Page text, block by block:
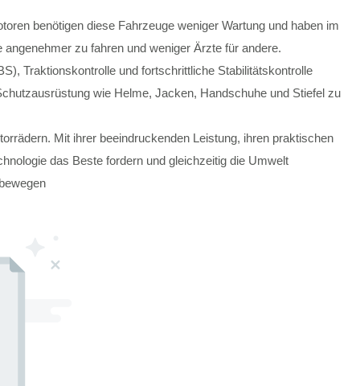
benötigen diese Fahrzeuge weniger Wartung und haben im
zu fahren und weniger Ärzte für andere.
Traktionskontrolle und fortschrittliche Stabilitätskontrolle
wie Helme, Jacken, Handschuhe und Stiefel zu
Mit ihrer beeindruckenden Leistung, ihren praktischen
das Beste fordern und gleichzeitig die Umwelt